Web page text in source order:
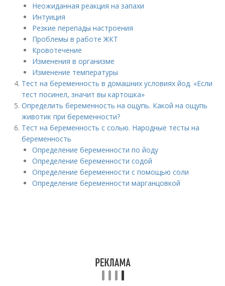
Неожиданная реакция на запахи
Интуиция
Резкие перепады настроения
Проблемы в работе ЖКТ
Кровотечение
Изменения в организме
Изменение температуры
Тест на беременность в домашних условиях йод. «Если
тест посинел, значит вы картошка»
Определить беременность на ощупь. Какой на ощупь
животик при беременности?
Тест на беременность с солью. Народные тесты на
беременность
Определение беременности по йоду
Определение беременности содой
Определение беременности с помощью соли
Определение беременности марганцовкой